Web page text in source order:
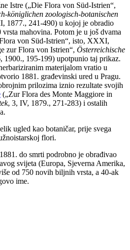
Istre („Die Flora von Süd-Istrien“,
königlichen zoologisch-botanischen
1877., 241-490) u kojoj je obradio
mahovina. Potom je u još dvama
von Süd-Istrien“, isto, XXXI,
zur Flora von Istrien“, Österreichische
1900., 195-199) upotpunio taj prikaz.
materijalom vratio u
1881. građevinski ured u Pragu.
prilozima iznio rezultate svojih
(„Zur Flora des Monte Maggiore in
, 3, IV, 1879., 271-283) i ostalih
ugled kao botaničar, prije svega
flori.
do smrti podrobno je obrađivao
svijeta (Europa, Sjeverna Amerika,
od 750 novih biljnih vrsta, a 40-ak
ime.